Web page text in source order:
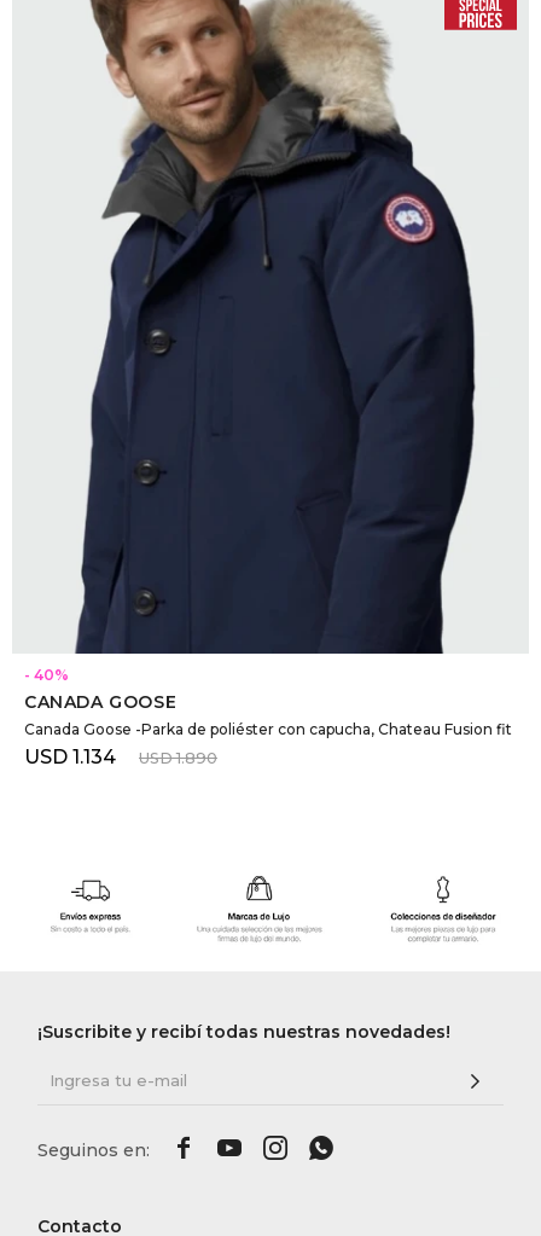
40
CANADA GOOSE
Canada Goose -Parka de poliéster con capucha, Chateau Fusion fit
USD 1.134 USD 1.890
Contacto
¡Suscribite y recibí todas nuestras novedades!
   